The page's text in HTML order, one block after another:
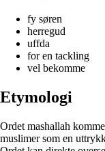
fy søren
herregud
uffda
for en tackling
vel bekomme
Etymologi
Ordet mashallah
muslimer som en